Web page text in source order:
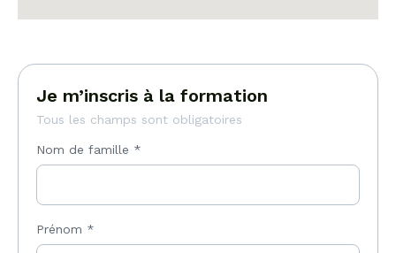
Je m’inscris à la formation
Tous les champs sont obligatoires
Nom de famille *
Prénom *